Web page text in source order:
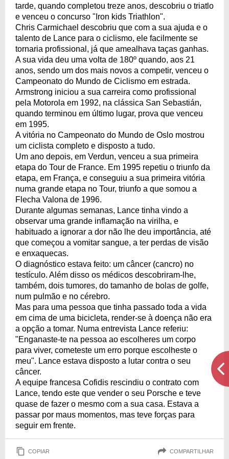
tarde, quando completou treze anos, descobriu o triatlo
e venceu o concurso "Iron kids Triathlon".
Chris Carmichael descobriu que com a sua ajuda e o
talento de Lance para o ciclismo, ele facilmente se
tornaria profissional, já que amealhava taças ganhas.
A sua vida deu uma volta de 180º quando, aos 21
anos, sendo um dos mais novos a competir, venceu o
Campeonato do Mundo de Ciclismo em estrada.
Armstrong iniciou a sua carreira como profissional
pela Motorola em 1992, na clássica San Sebastián,
quando terminou em último lugar, prova que venceu
em 1995.
A vitória no Campeonato do Mundo de Oslo mostrou
um ciclista completo e disposto a tudo.
Um ano depois, em Verdun, venceu a sua primeira
etapa do Tour de France. Em 1995 repetiu o triunfo da
etapa, em França, e conseguiu a sua primeira vitória
numa grande etapa no Tour, triunfo a que somou a
Flecha Valona de 1996.
Durante algumas semanas, Lance tinha vindo a
observar uma grande inflamação na virilha, e
habituado a ignorar a dor não lhe deu importância, até
que começou a vomitar sangue, a ter perdas de visão
e enxaquecas.
O diagnóstico estava feito: um câncer (cancro) no
testículo. Além disso os médicos descobriram-lhe,
também, dois tumores, do tamanho de bolas de golfe,
num pulmão e no cérebro.
Mas para uma pessoa que tinha passado toda a vida
em cima de uma bicicleta, render-se à doença não era
a opção a tomar. Numa entrevista Lance referiu:
"Enganaste-te na pessoa ao escolheres um corpo
para viver, cometeste um erro porque escolheste o
meu". Lance estava disposto a lutar contra o seu
câncer.
A equipe francesa Cofidis rescindiu o contrato com
Lance, tendo este que vender o seu Porsche e teve
quase de fazer o mesmo com a sua casa. Estava a
passar por maus momentos, mas teve forças para
seguir em frente.
COPIAR COMPARTILHAR